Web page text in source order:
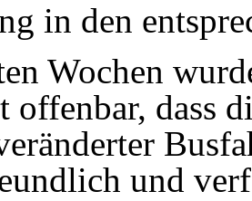
in den
Wochen
offenbar, dass
und